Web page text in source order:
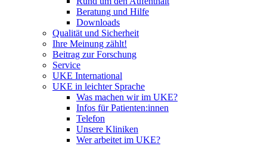
Beratung und Hilfe
Downloads
Qualität und Sicherheit
Ihre Meinung zählt!
Beitrag zur Forschung
Service
UKE International
UKE in leichter Sprache
Was machen wir im UKE?
Infos für Patienten:innen
Telefon
Unsere Kliniken
Wer arbeitet im UKE?